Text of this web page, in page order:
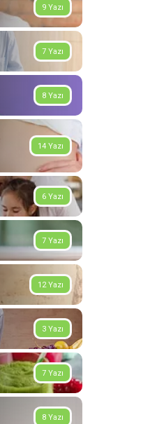
9 Yazı
7 Yazı
8 Yazı
14 Yazı
6 Yazı
7 Yazı
12 Yazı
3 Yazı
7 Yazı
8 Yazı